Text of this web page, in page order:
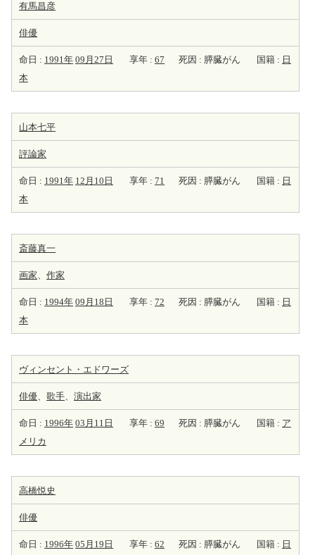
有馬昌彦
俳優
命日 : 1991年 09月27日 享年 : 67 死因 : 膵臓がん 国籍 : 日
本
山本七平
評論家
命日 : 1991年 12月10日 享年 : 71 死因 : 膵臓がん 国籍 : 日
本
斎藤真一
画家、 作家
命日 : 1994年 09月18日 享年 : 72 死因 : 膵臓がん 国籍 : 日
本
ヴィンセント・エドワーズ
俳優、 歌手、 演出家
命日 : 1996年 03月11日 享年 : 69 死因 : 膵臓がん 国籍 : ア
メリカ
高橋悦史
俳優
命日 : 1996年 05月19日 享年 : 62 死因 : 膵臓がん 国籍 : 日